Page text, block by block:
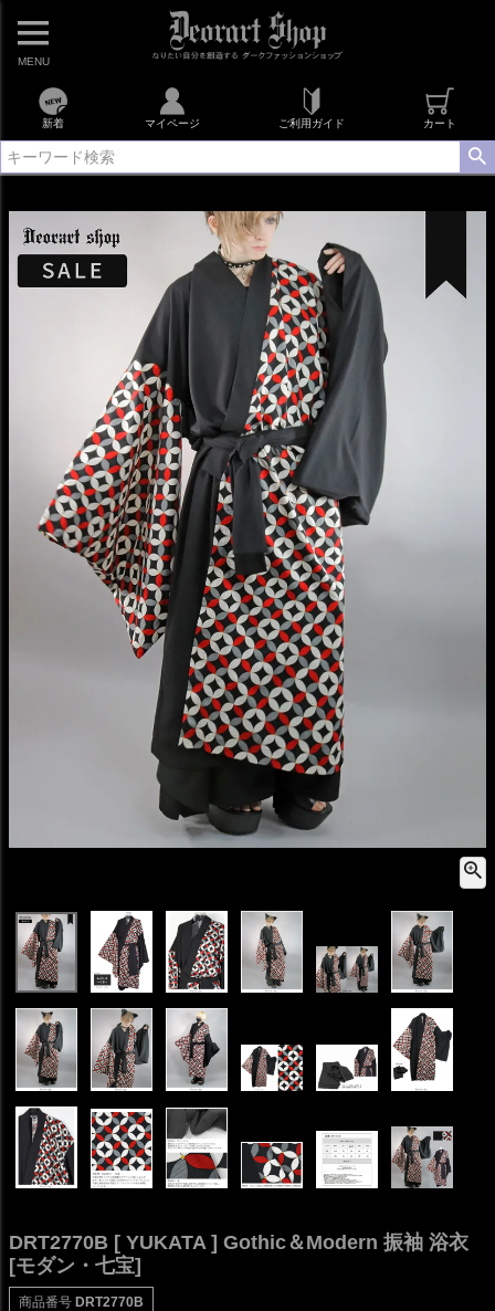
MENU
新着 マイページ ご利用ガイド カート
DRT2770B [ YUKATA ] Gothic＆Modern 振袖 浴衣
[モダン・七宝]
商品番号 DRT2770B